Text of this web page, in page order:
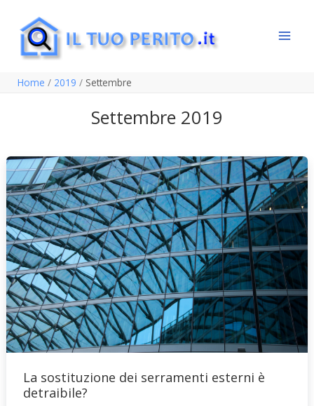
contenuto
Home 2019 Settembre
Settembre 2019
La sostituzione dei serramenti esterni è
detraibile?